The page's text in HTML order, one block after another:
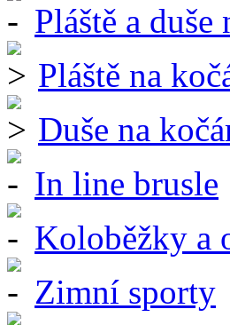
Pláště a
Pláště na
Duše na
In line brusle
Koloběžky a
Zimní sporty